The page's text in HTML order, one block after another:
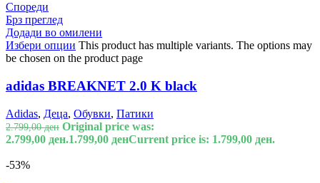
Спореди
Брз преглед
Додади во омилени
Избери опции This product has multiple variants. The options may
be chosen on the product page
adidas BREAKNET 2.0 K black
Adidas, Деца, Обувки, Патики
2.799,00ден Original price was:
2.799,00 ден.1.799,00 денCurrent price is: 1.799,00 ден.
-53%